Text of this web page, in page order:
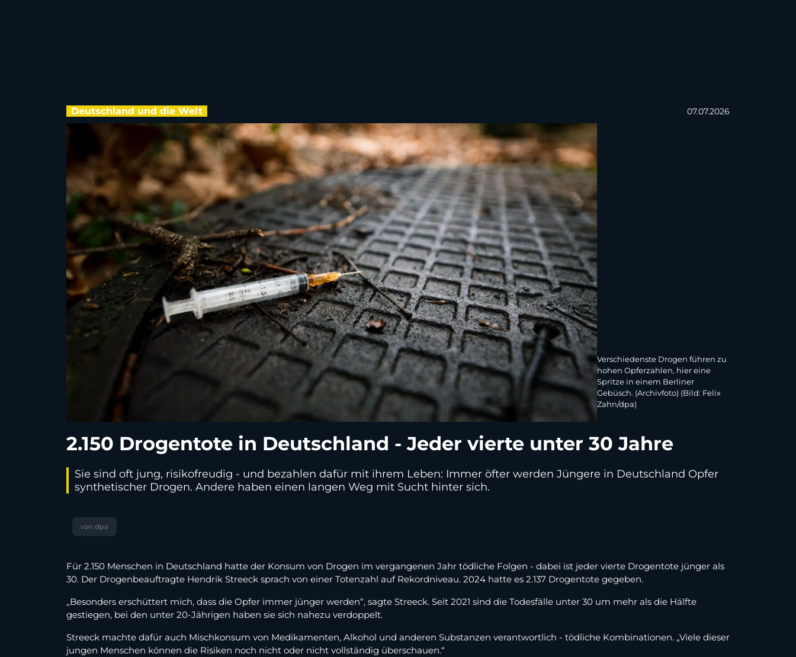
Deutschland und die Welt 07.07.2026
Verschiedenste Drogen führen zu
hohen Opferzahlen, hier eine
Spritze in einem Berliner
Gebüsch. (Archivfoto) (Bild: Felix
Zahn/dpa)
2.150 Drogentote in Deutschland - Jeder vierte unter 30 Jahre
Sie sind oft jung, risikofreudig - und bezahlen dafür mit ihrem Leben: Immer öfter werden Jüngere in Deutschland Opfer
synthetischer Drogen. Andere haben einen langen Weg mit Sucht hinter sich.
von dpa
Für 2.150 Menschen in Deutschland hatte der Konsum von Drogen im vergangenen Jahr tödliche Folgen - dabei ist jeder vierte Drogentote jünger als
30. Der Drogenbeauftragte Hendrik Streeck sprach von einer Totenzahl auf Rekordniveau. 2024 hatte es 2.137 Drogentote gegeben.
„Besonders erschüttert mich, dass die Opfer immer jünger werden“, sagte Streeck. Seit 2021 sind die Todesfälle unter 30 um mehr als die Hälfte
gestiegen, bei den unter 20-Jährigen haben sie sich nahezu verdoppelt.
Streeck machte dafür auch Mischkonsum von Medikamenten, Alkohol und anderen Substanzen verantwortlich - tödliche Kombinationen. „Viele dieser
jungen Menschen können die Risiken noch nicht oder nicht vollständig überschauen.“